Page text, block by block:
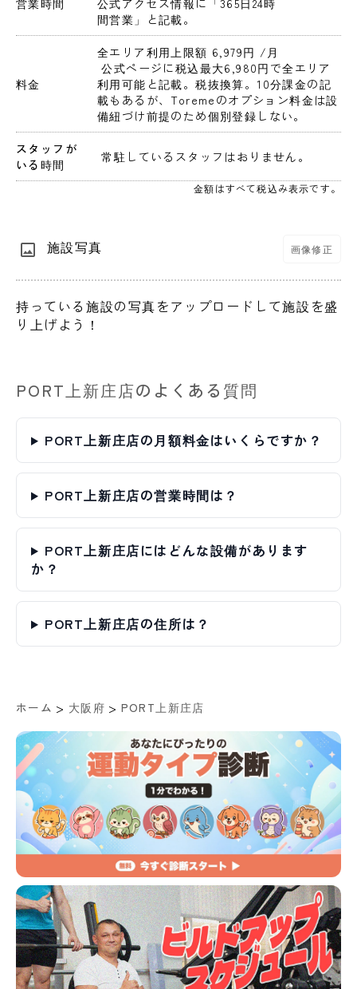
営業時間
公式アクセス情報に「365日24時
間営業」と記載。
料金
全エリア利用上限額 6,979円 /月
公式ページに税込最大6,980円で全エリア
利用可能と記載。税抜換算。10分課金の記
載もあるが、Toremeのオプション料金は設
備紐づけ前提のため個別登録しない。
スタッフが
いる時間
常駐しているスタッフはおりません。
金額はすべて税込み表示です。
施設写真 画像修正
持っている施設の写真をアップロードして施設を盛
り上げよう！
PORT上新庄店のよくある質問
PORT上新庄店の月額料金はいくらですか？
PORT上新庄店の営業時間は？
PORT上新庄店にはどんな設備があります
か？
PORT上新庄店の住所は？
ホーム > 大阪府 > PORT上新庄店